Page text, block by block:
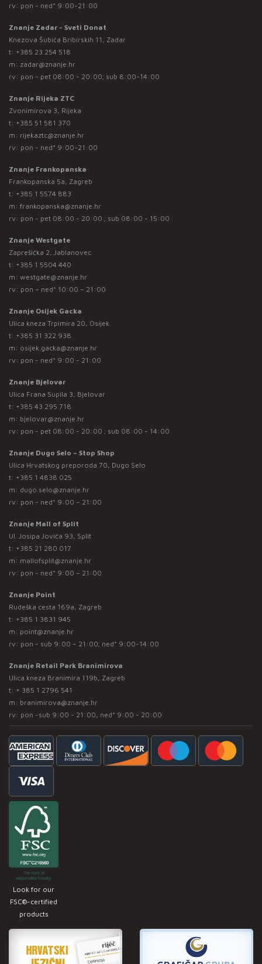
rv: pon - ned* 9:00-21:00
Znanje Zadar - Sveti Donat
Knezova Šubića Bribirskih 11, Zadar
t: +385 23 254 518
m: zadar@znanje.hr
rv: pon - pet 08:00 - 20:00; sub 8:00-14:00
Znanje Rijeka ZTC
Zvonimirova 3, Rijeka
t: +385 51 581 370
m: rijekaztc@znanje.hr
rv: pon - ned* 9:00-21:00
Znanje Frankopanska
Frankopanska 5a, Zagreb
t: +385 1 5574 883
m: frankopanska@znanje.hr
rv: pon - pet 08:00 - 20:00 ; sub 08:00 - 15:00
Znanje Westgate
Zaprešićka 2, Jablanovec
t: +385 1 5504 440
m: westgate@znanje.hr
rv: pon – ned* 10:00 – 21:00
Znanje Osijek Gacka
Ulica kneza Trpimira 20, Osijek
t: +385 31 322 938
m: osijek.gacka@znanje.hr
rv: pon - ned* 9:00 - 21:00
Znanje Bjelovar
Ulica Frana Supila 3, Bjelovar
t: +385 43 295 718
m: bjelovar@znanje.hr
rv: pon - pet 08:00 - 20:00 ; sub 08:00 - 14:00
Znanje Dugo Selo – Stop Shop
Ulica Hrvatskog preporoda 70, Dugo Selo
t: +385 1 4838 025
m: dugo.selo@znanje.hr
rv: pon - ned* 9:00 – 21:00
Znanje Mall of Split
Ul. Josipa Jovića 93, Split
t: +385 21 280 017
m: mallofsplit@znanje.hr
rv: pon - ned* 9:00 – 21:00
Znanje Point
Rudeška cesta 169a, Zagreb
t: +385 1 3831 945
m: point@znanje.hr
rv: pon - sub 9:00 – 21:00; ned* 9:00-14:00
Znanje Retail Park Branimirova
Ulica kneza Branimira 119b, Zagreb
t: + 385 1 2796 541
m: branimirova@znanje.hr
rv: pon -sub 9:00 - 21:00, ned* 9:00 - 20:00
Look for our
FSC®-certified
products